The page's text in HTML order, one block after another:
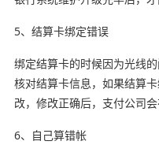
5、结算卡绑定错误
绑定结算卡的时候因为光线
核对结算卡信息，如果结算
改，修改正确后，支付公司
6、自己算错帐